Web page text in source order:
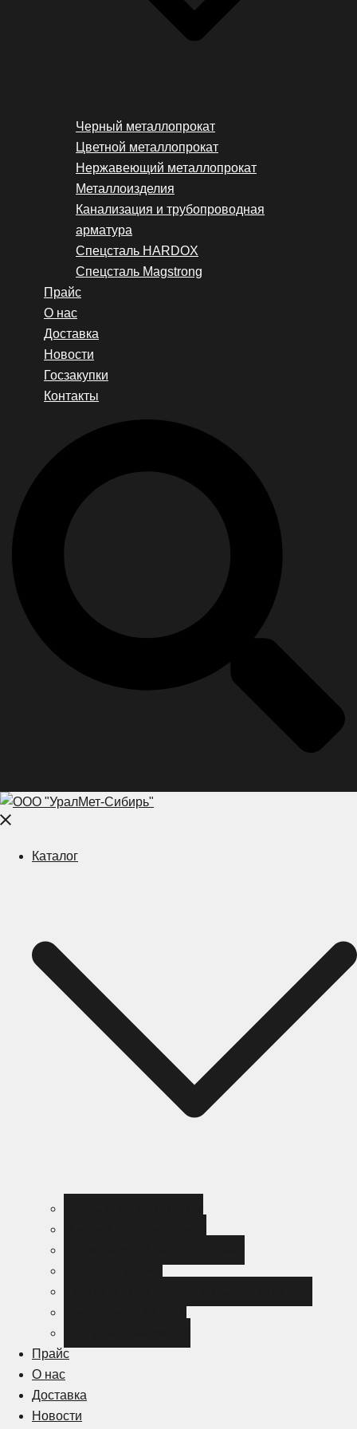
Черный металлопрокат
Цветной металлопрокат
Нержавеющий металлопрокат
Металлоизделия
Канализация и трубопроводная
арматура
Спецсталь HARDOX
Спецсталь Magstrong
Прайс
О нас
Доставка
Новости
Госзакупки
Контакты
Close
Каталог
Прайс
О нас
Доставка
Новости